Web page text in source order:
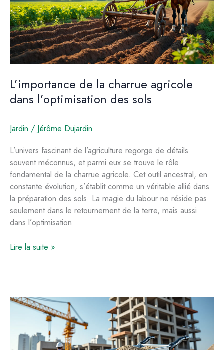
L’importance de la charrue agricole
dans l’optimisation des sols
Jardin / Jérôme Dujardin
L’univers fascinant de l’agriculture regorge de détails
souvent méconnus, et parmi eux se trouve le rôle
fondamental de la charrue agricole. Cet outil ancestral, en
constante évolution, s’établit comme un véritable allié dans
la préparation des sols. La magie du labour ne réside pas
seulement dans le retournement de la terre, mais aussi
dans l’optimisation
L’importance
agricole
dans
l’optimisation
sols
Lire la suite »